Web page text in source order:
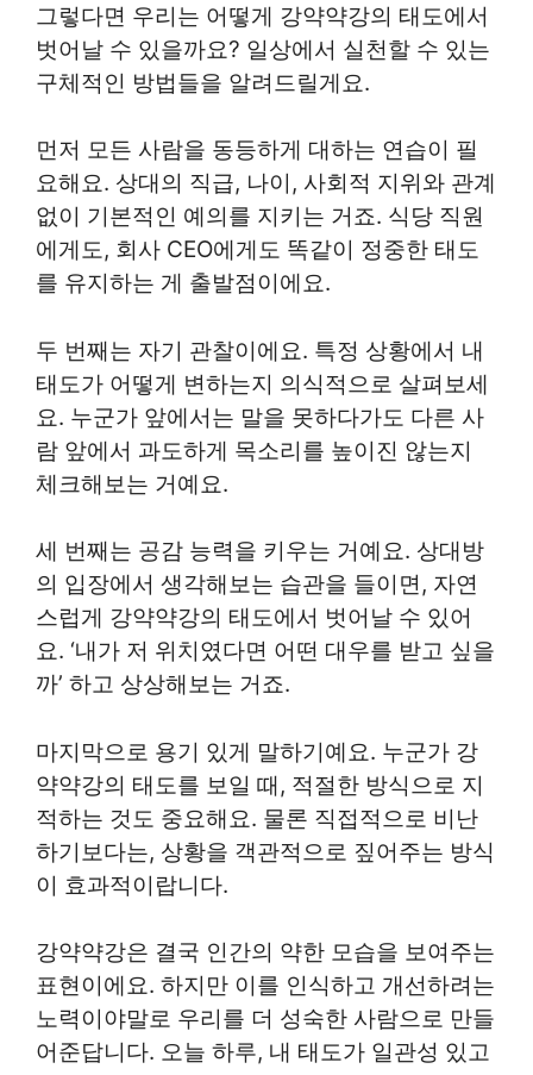
그렇다면 우리는 어떻게 강약약강의 태도에서
벗어날 수 있을까요? 일상에서 실천할 수 있는
구체적인 방법들을 알려드릴게요.
먼저 모든 사람을 동등하게 대하는 연습이 필
요해요. 상대의 직급, 나이, 사회적 지위와 관계
없이 기본적인 예의를 지키는 거죠. 식당 직원
에게도, 회사 CEO에게도 똑같이 정중한 태도
를 유지하는 게 출발점이에요.
두 번째는 자기 관찰이에요. 특정 상황에서 내
태도가 어떻게 변하는지 의식적으로 살펴보세
요. 누군가 앞에서는 말을 못하다가도 다른 사
람 앞에서 과도하게 목소리를 높이진 않는지
체크해보는 거예요.
세 번째는 공감 능력을 키우는 거예요. 상대방
의 입장에서 생각해보는 습관을 들이면, 자연
스럽게 강약약강의 태도에서 벗어날 수 있어
요. ‘내가 저 위치였다면 어떤 대우를 받고 싶을
까’ 하고 상상해보는 거죠.
마지막으로 용기 있게 말하기예요. 누군가 강
약약강의 태도를 보일 때, 적절한 방식으로 지
적하는 것도 중요해요. 물론 직접적으로 비난
하기보다는, 상황을 객관적으로 짚어주는 방식
이 효과적이랍니다.
강약약강은 결국 인간의 약한 모습을 보여주는
표현이에요. 하지만 이를 인식하고 개선하려는
노력이야말로 우리를 더 성숙한 사람으로 만들
어준답니다. 오늘 하루, 내 태도가 일관성 있고